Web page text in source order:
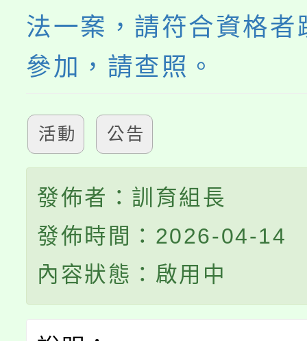
法一案，請符合資格者
參加，請查照。
活動 公告
發佈者：訓育組長
發佈時間：2026-04-14
內容狀態：啟用中